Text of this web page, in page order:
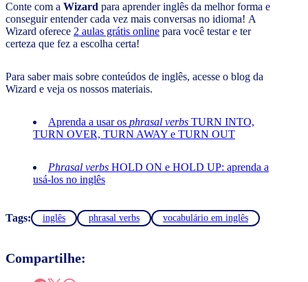
Conte com a Wizard para aprender inglês da melhor forma e
conseguir entender cada vez mais conversas no idioma! A
Wizard oferece 2 aulas grátis online para você testar e ter
certeza que fez a escolha certa!
Para saber mais sobre conteúdos de inglês, acesse o blog da
Wizard e veja os nossos materiais.
Aprenda a usar os phrasal verbs TURN INTO,
TURN OVER, TURN AWAY e TURN OUT
Phrasal verbs HOLD ON e HOLD UP: aprenda a
usá-los no inglês
Tags: inglês phrasal verbs vocabulário em inglês
Compartilhe: